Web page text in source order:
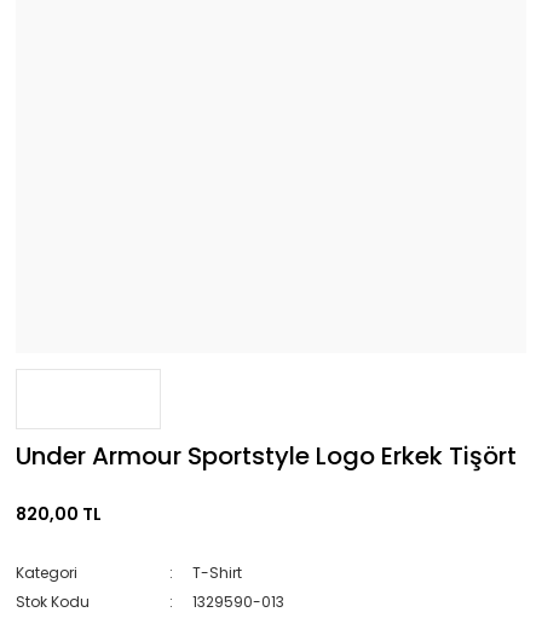
Under Armour Sportstyle Logo Erkek Tişört
820,00 TL
Kategori
T-Shirt
Stok Kodu
1329590-013